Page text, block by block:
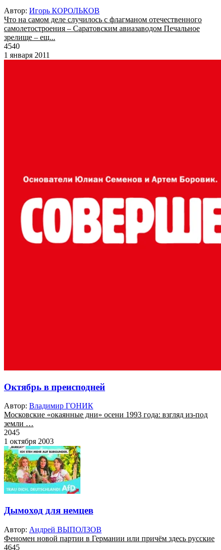
Автор: Игорь КОРОЛЬКОВ
Что на самом деле случилось с флагманом отечественного
самолетостроения – Саратовским авиазаводом Печальное
зрелище – ещ...
4540
1 января 2011
Октябрь в преисподней
Автор: Владимир ГОНИК
Московские «окаянные дни» осени 1993 года: взгляд из-под
земли …
2045
1 октября 2003
Дымоход для немцев
Автор: Андрей ВЫПОЛЗОВ
Феномен новой партии в Германии или причём здесь русские
4645